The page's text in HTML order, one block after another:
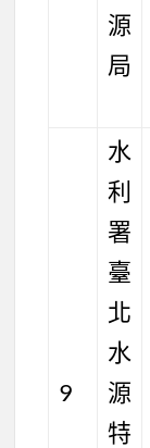
源
局
9
水
利
署
臺
北
水
源
特